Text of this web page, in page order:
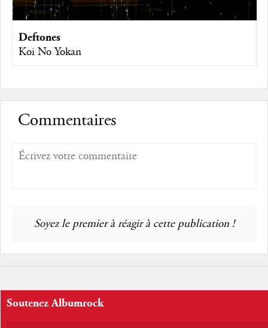
Deftones
Koi No Yokan
Commentaires
Soyez le premier à réagir à cette publication !
Soutenez Albumrock